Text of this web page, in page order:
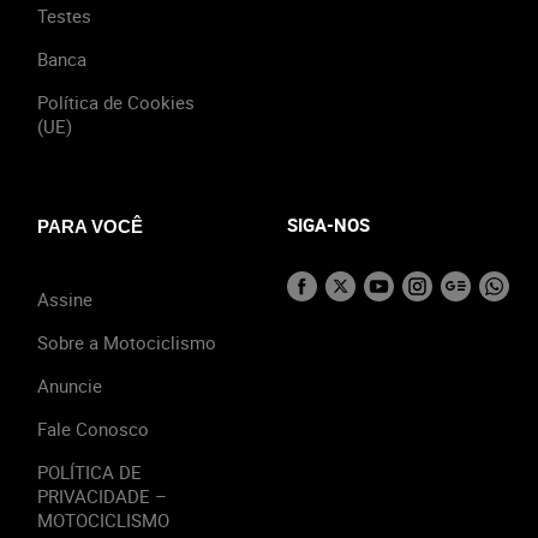
Testes
Banca
Política de Cookies
(UE)
PARA VOCÊ
Assine
Sobre a Motociclismo
Anuncie
Fale Conosco
POLÍTICA DE
PRIVACIDADE –
MOTOCICLISMO
SIGA-NOS